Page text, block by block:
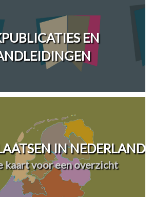
EN
IN NEDERLAND
kaart voor een overzicht